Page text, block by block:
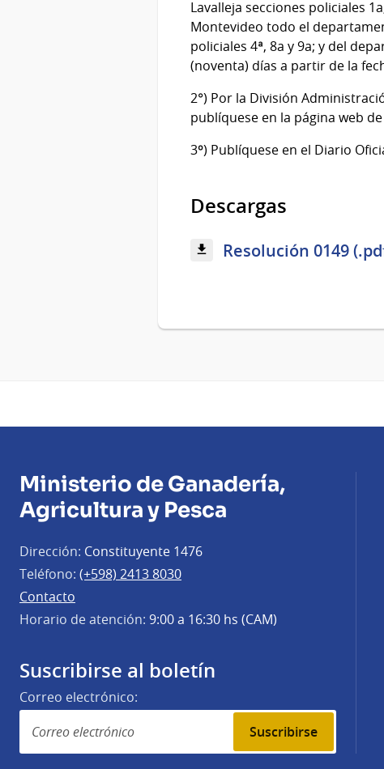
Lavalleja secciones policiales
Montevideo todo el
policiales 4ª, 8a y 9a; y del
(noventa) días a partir de la
2°) Por la División
publíquese en la página web
3º) Publíquese en el Diario
Descargas
Resolución 0149
Ministerio de Ganadería,
Agricultura y Pesca
Dirección: Constituyente 1476
Teléfono: (+598) 2413 8030
Contacto
Horario de atención: 9:00 a 16:30 hs (CAM)
Suscribirse al boletín
Correo electrónico:
Suscribirse